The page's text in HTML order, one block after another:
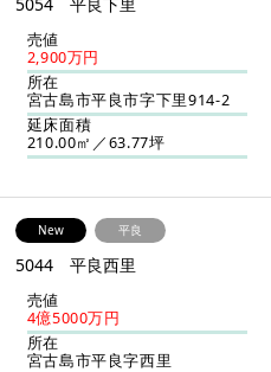
売値
2,900万円
所在
宮古島市平良市字下里914-2
延床面積
210.00㎡／63.77坪
New 平良
5044 平良西里
売値
4億5000万円
所在
宮古島市平良字西里